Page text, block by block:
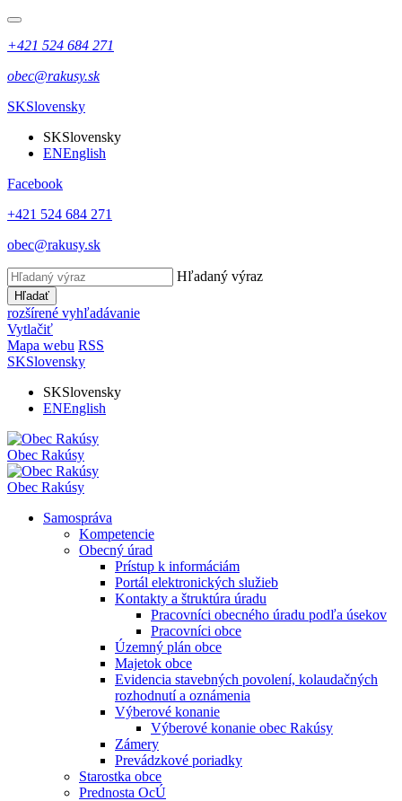
+421 524 684 271
obec@rakusy.sk
SKSlovensky
SKSlovensky
ENEnglish
Facebook
+421 524 684 271
obec@rakusy.sk
Hľadaný výraz
Hľadať
rozšírené vyhľadávanie
Vytlačiť
Mapa webu RSS
SKSlovensky
SKSlovensky
ENEnglish
Obec Rakúsy
Obec Rakúsy
Samospráva
Kompetencie
Obecný úrad
Prístup k informáciám
Portál elektronických služieb
Kontakty a štruktúra úradu
Pracovníci obecného úradu podľa úsekov
Pracovníci obce
Územný plán obce
Majetok obce
Evidencia stavebných povolení, kolaudačných
rozhodnutí a oznámenia
Výberové konanie
Výberové konanie obec Rakúsy
Zámery
Prevádzkové poriadky
Starostka obce
Prednosta OcÚ